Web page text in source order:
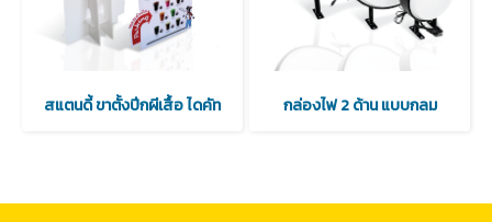
สแตนดี้ ขาตั้งปีกผีเสื้อ ไดคัท กล่องไฟ 2 ด้าน แบบกลม